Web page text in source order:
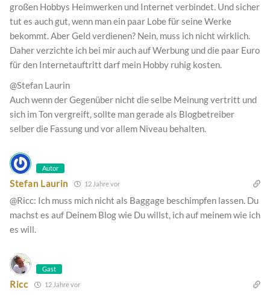
großen Hobbys Heimwerken und Internet verbindet. Und sicher
tut es auch gut, wenn man ein paar Lobe für seine Werke
bekommt. Aber Geld verdienen? Nein, muss ich nicht wirklich.
Daher verzichte ich bei mir auch auf Werbung und die paar Euro
für den Internetauftritt darf mein Hobby ruhig kosten.
@Stefan Laurin
Auch wenn der Gegenüber nicht die selbe Meinung vertritt und
sich im Ton vergreift, sollte man gerade als Blogbetreiber
selber die Fassung und vor allem Niveau behalten.
Autor
Stefan Laurin 12 Jahre vor
@Ricc: Ich muss mich nicht als Baggage beschimpfen lassen. Du
machst es auf Deinem Blog wie Du willst, ich auf meinem wie ich
es will.
Gast
Ricc 12 Jahre vor